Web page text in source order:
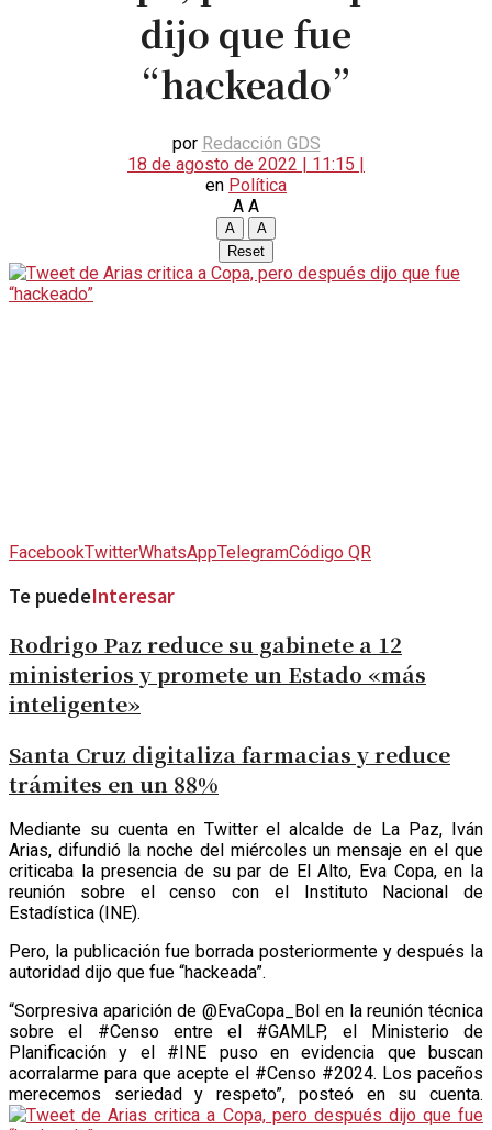
dijo que fue
“hackeado”
por Redacción GDS
18 de agosto de 2022 | 11:15 |
en Política
A A
A
A
Reset
FacebookTwitterWhatsAppTelegramCódigo QR
Te puedeInteresar
Rodrigo Paz reduce su gabinete a 12
ministerios y promete un Estado «más
inteligente»
Santa Cruz digitaliza farmacias y reduce
trámites en un 88%
Mediante su cuenta en Twitter el alcalde de La Paz, Iván
Arias, difundió la noche del miércoles un mensaje en el que
criticaba la presencia de su par de El Alto, Eva Copa, en la
reunión sobre el censo con el Instituto Nacional de
Estadística (INE).
Pero, la publicación fue borrada posteriormente y después la
autoridad dijo que fue “hackeada”.
“Sorpresiva aparición de @EvaCopa_Bol en la reunión técnica
sobre el #Censo entre el #GAMLP, el Ministerio de
Planificación y el #INE puso en evidencia que buscan
acorralarme para que acepte el #Censo #2024. Los paceños
merecemos seriedad y respeto”, posteó en su cuenta.